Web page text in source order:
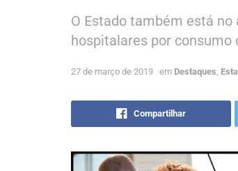
O Estado também está
hospitalares por consumo
27 de março de 2019 em Destaques
Compartilhar